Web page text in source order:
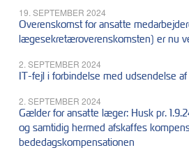
19. SEPTEMBER 2024
Overenskomst for ansatte
lægesekretæroverenskomsten) er nu
2. SEPTEMBER 2024
IT-fejl i forbindelse med udsendelse
2. SEPTEMBER 2024
Gælder for ansatte læger: Husk pr.
og samtidig hermed afskaffes
bededagskompensationen